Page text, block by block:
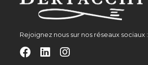
Rejoignez nous sur nos réseaux sociaux :